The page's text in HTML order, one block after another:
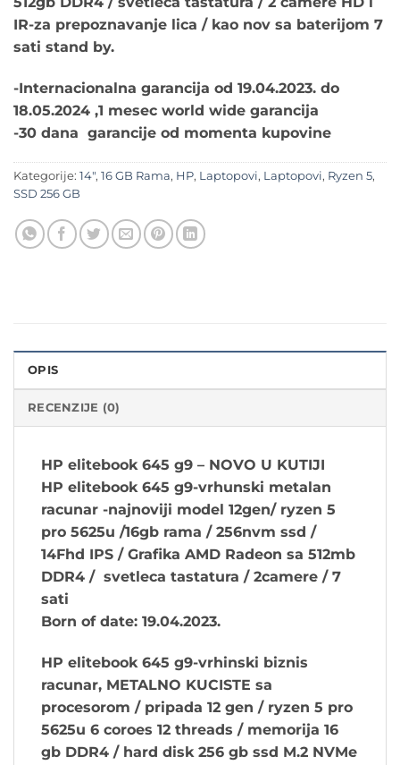
IR-za prepoznavanje lica / kao nov sa baterijom 7
sati stand by.
-Internacionalna garancija od 19.04.2023. do
18.05.2024 ,1 mesec world wide garancija
-30 dana garancije od momenta kupovine
Kategorije: 14", 16 GB Rama, HP, Laptopovi, Laptopovi, Ryzen 5,
SSD 256 GB
OPIS
RECENZIJE (0)
HP elitebook 645 g9 – NOVO U KUTIJI
HP elitebook 645 g9-vrhunski metalan
racunar -najnoviji model 12gen/ ryzen 5
pro 5625u /16gb rama / 256nvm ssd /
14Fhd IPS / Grafika AMD Radeon sa 512mb
DDR4 / svetleca tastatura / 2camere / 7
sati
Born of date: 19.04.2023.
HP elitebook 645 g9-vrhinski biznis
racunar, METALNO KUCISTE sa
procesorom / pripada 12 gen / ryzen 5 pro
5625u 6 coroes 12 threads / memorija 16
gb DDR4 / hard disk 256 gb ssd M.2 NVMe